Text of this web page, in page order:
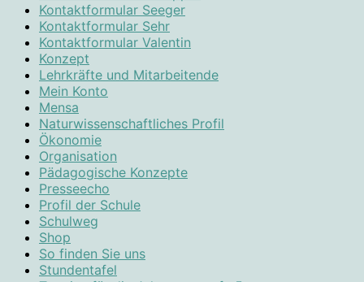
Kontaktformular Seeger
Kontaktformular Sehr
Kontaktformular Valentin
Konzept
Lehrkräfte und Mitarbeitende
Mein Konto
Mensa
Naturwissenschaftliches Profil
Ökonomie
Organisation
Pädagogische Konzepte
Presseecho
Profil der Schule
Schulweg
Shop
So finden Sie uns
Stundentafel